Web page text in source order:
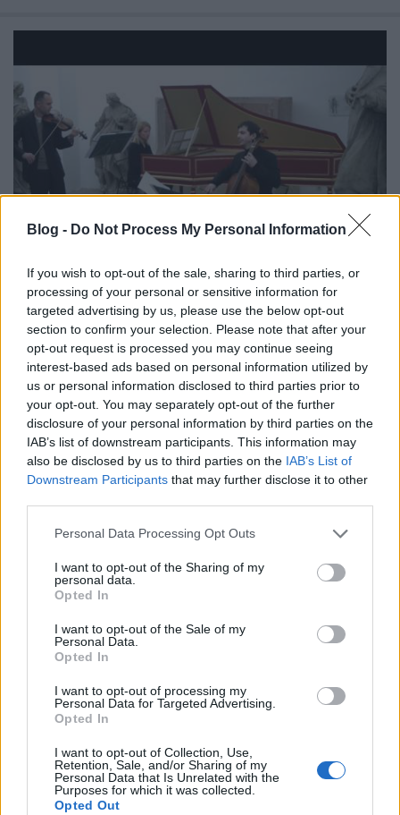
Blog - Do Not Process My Personal Information
If you wish to opt-out of the sale, sharing to third parties, or
processing of your personal or sensitive information for
targeted advertising by us, please use the below opt-out
section to confirm your selection. Please note that after your
opt-out request is processed you may continue seeing
interest-based ads based on personal information utilized by
us or personal information disclosed to third parties prior to
your opt-out. You may separately opt-out of the further
disclosure of your personal information by third parties on the
IAB’s list of downstream participants. This information may
also be disclosed by us to third parties on the IAB’s List of
Downstream Participants that may further disclose it to other
Please note that this website/app uses one or more Google
not limited to your visit or usage behaviour. You may click to
grant or deny consent to Google and its third-party tags to
use your data for below specified purposes in below Google
consent section.
Personal Data Processing Opt Outs
I want to opt-out of the Sharing of my
personal data.
Opted In
I want to opt-out of the Sale of my
Personal Data.
Opted In
I want to opt-out of processing my
Personal Data for Targeted Advertising.
Opted In
I want to opt-out of Collection, Use,
Retention, Sale, and/or Sharing of my
Personal Data that Is Unrelated with the
Purposes for which it was collected.
Opted Out
Maróth Bálint
Beethoven Budán•2015. április 10.
Maróth Bálint a gordonkázás alapjait Pejtsik Árpád
Györgytől tanulta, majd a Bartók Béla
Konzervatoriumban tanára Szilvásy László lett. A
Liszt ...
Sárik Péter Trió
Beethoven Budán•2015. április 10.